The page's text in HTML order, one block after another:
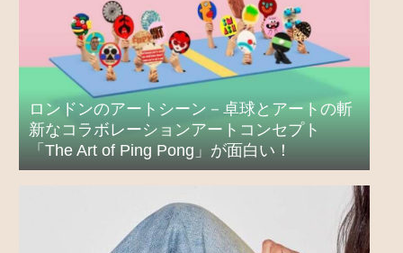
ロンドンのアートシーン－卓球とアートの斬
新なコラボレーションアートコンセプト
「The Art of Ping Pong」が面白い！